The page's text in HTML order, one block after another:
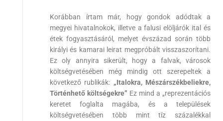
Korábban írtam már, hogy gondok adódtak a
megyei hivatalnokok, illetve a falusi elöljárók ital és
étek fogyasztásáról, melyet évszázad során több
királyi és kamarai leirat megpróbált visszaszorítani.
Ez oly annyira sikerült, hogy a falvak, városok
költségvetésében még mindig ott szerepeltek a
következő rublikák: „Italokra, Mészárszékbeliekre,
Történhető költségekre” Ez mind a „reprezentációs
keretet foglalta magába, és a települések
költségvetésében több mint tíz százalékkal